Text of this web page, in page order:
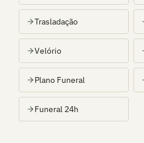
Trasladação
Velório
Plano Funeral
Funeral 24h